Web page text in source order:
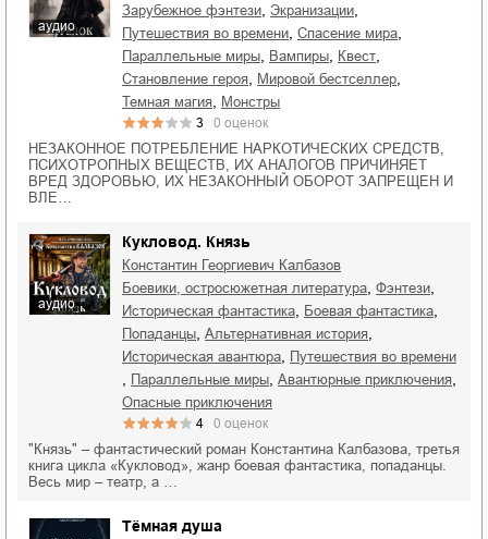
аудио
зарубежное фэнтези, экранизации,
путешествия во времени, спасение мира,
параллельные миры, вампиры, квест,
становление героя, мировой бестселлер,
темная магия, монстры
3 0 оценок
НЕЗАКОННОЕ ПОТРЕБЛЕНИЕ НАРКОТИЧЕСКИХ СРЕДСТВ,
ПСИХОТРОПНЫХ ВЕЩЕСТВ, ИХ АНАЛОГОВ ПРИЧИНЯЕТ
ВРЕД ЗДОРОВЬЮ, ИХ НЕЗАКОННЫЙ ОБОРОТ ЗАПРЕЩЕН И
ВЛЕ…
аудио
Кукловод. Князь
Константин Георгиевич Калбазов
боевики, остросюжетная литература, фэнтези,
историческая фантастика, боевая фантастика,
попаданцы, альтернативная история,
историческая авантюра, путешествия во времени
, параллельные миры, авантюрные приключения,
опасные приключения
4 0 оценок
"Князь" – фантастический роман Константина Калбазова, третья
книга цикла «Кукловод», жанр боевая фантастика, попаданцы.
Весь мир – театр, а …
Тёмная душа